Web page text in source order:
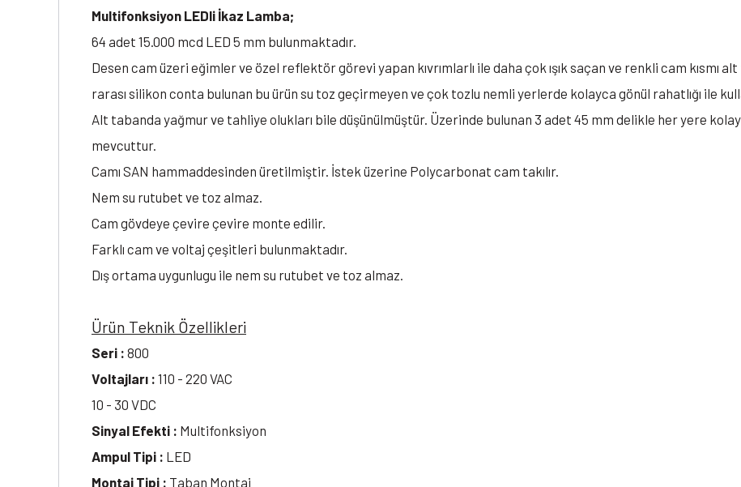
Multifonksiyon LEDli İkaz Lamba;
64 adet 15.000 mcd LED 5 mm bulunmaktadır.
Desen cam üzeri eğimler ve özel reflektör görevi yapan kıvrımlarlı ile daha çok ışık saçan ve renkli cam kısmı
rarası silikon conta bulunan bu ürün su toz geçirmeyen ve çok tozlu nemli yerlerde kolayca gönül rahatlığı ile
Alt tabanda yağmur ve tahliye olukları bile düşünülmüştür. Üzerinde bulunan 3 adet 45 mm delikle her yere
mevcuttur.
Camı SAN hammaddesinden üretilmiştir. İstek üzerine Polycarbonat cam takılır.
Nem su rutubet ve toz almaz.
Cam gövdeye çevire çevire monte edilir.
Farklı cam ve voltaj çeşitleri bulunmaktadır.
Dış ortama uygunlugu ile nem su rutubet ve toz almaz.
Ürün Teknik Özellikleri
Seri : 800
Voltajları : 110 - 220 VAC
10 - 30 VDC
Sinyal Efekti : Multifonksiyon
Ampul Tipi : LED
Montaj Tipi : Taban Montaj